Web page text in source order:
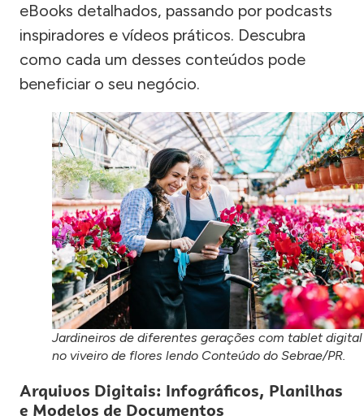
eBooks detalhados, passando por podcasts
inspiradores e vídeos práticos. Descubra
como cada um desses conteúdos pode
beneficiar o seu negócio.
Jardineiros de diferentes gerações com tablet digital
no viveiro de flores lendo Conteúdo do Sebrae/PR.
Arquivos Digitais: Infográficos, Planilhas
e Modelos de Documentos